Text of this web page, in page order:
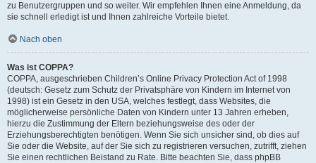
zu Benutzergruppen und so weiter. Wir empfehlen Ihnen eine Anmeldung, da
sie schnell erledigt ist und Ihnen zahlreiche Vorteile bietet.
Nach oben
Was ist COPPA?
COPPA, ausgeschrieben Children’s Online Privacy Protection Act of 1998
(deutsch: Gesetz zum Schutz der Privatsphäre von Kindern im Internet von
1998) ist ein Gesetz in den USA, welches festlegt, dass Websites, die
möglicherweise persönliche Daten von Kindern unter 13 Jahren erheben,
hierzu die Zustimmung der Eltern beziehungsweise des oder der
Erziehungsberechtigten benötigen. Wenn Sie sich unsicher sind, ob dies auf
Sie oder die Website, auf der Sie sich zu registrieren versuchen, zutrifft, ziehen
Sie einen rechtlichen Beistand zu Rate. Bitte beachten Sie, dass phpBB